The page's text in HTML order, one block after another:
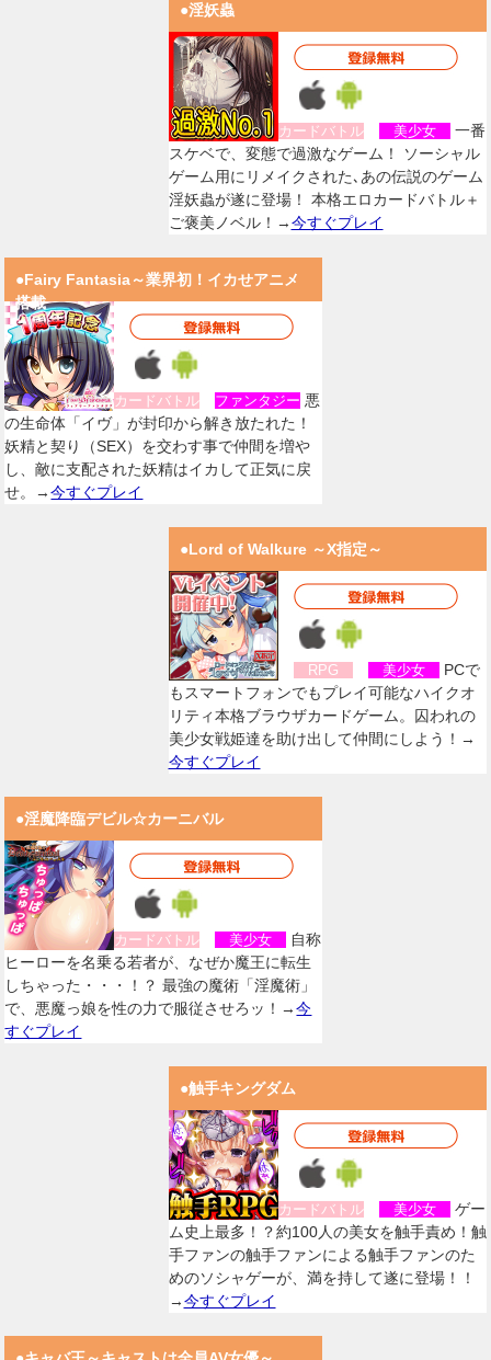
●淫妖蟲
カードバトル 美少女
一番
スケベで、変態で過激なゲーム！ ソーシャル
ゲーム用にリメイクされた､あの伝説のゲーム
淫妖蟲が遂に登場！ 本格エロカードバトル＋
ご褒美ノベル！→今すぐプレイ
●Fairy Fantasia～業界初！イカせアニメ
搭載
カードバトル ファンタジー 悪
の生命体「イヴ」が封印から解き放たれた！
妖精と契り（SEX）を交わす事で仲間を増や
し、敵に支配された妖精はイカして正気に戻
せ。→今すぐプレイ
●Lord of Walkure ～X指定～
RPG 美少女
PCで
もスマートフォンでもプレイ可能なハイクオ
リティ本格ブラウザカードゲーム。囚われの
美少女戦姫達を助け出して仲間にしよう！→
今すぐプレイ
●淫魔降臨デビル☆カーニバル
カードバトル 美少女
自称
ヒーローを名乗る若者が、なぜか魔王に転生
しちゃった・・・！？ 最強の魔術「淫魔術」
で、悪魔っ娘を性の力で服従させろッ！→今
すぐプレイ
●触手キングダム
カードバトル 美少女
ゲー
ム史上最多！？約100人の美女を触手責め！触
手ファンの触手ファンによる触手ファンのた
めのソシャゲーが、満を持して遂に登場！！
→今すぐプレイ